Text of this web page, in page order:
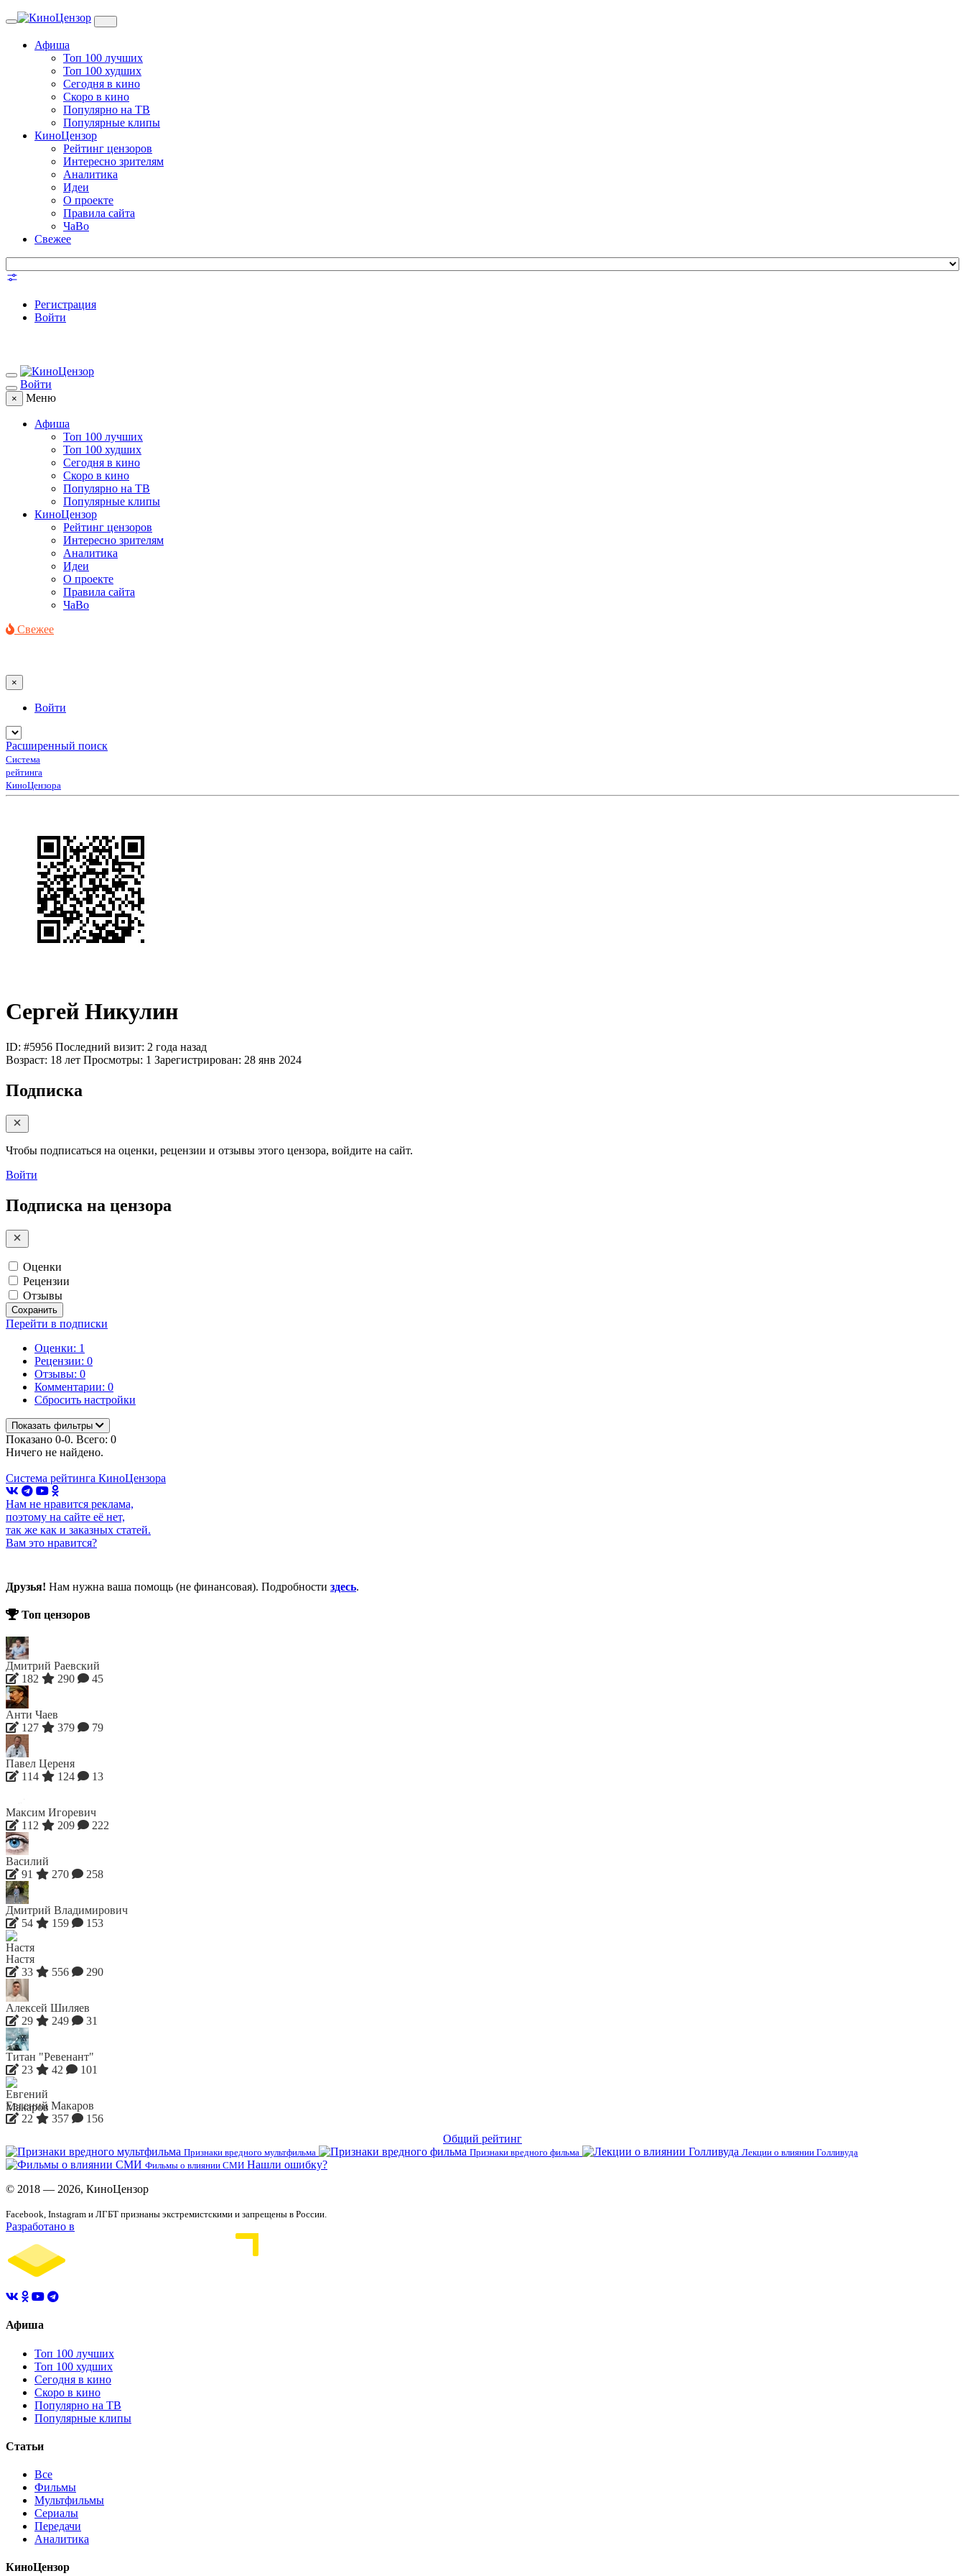
Toggle
Афиша
Топ 100 лучших
Топ 100 худших
Сегодня в кино
Скоро в кино
Популярно на ТВ
Популярные клипы
КиноЦензор
Рейтинг цензоров
Интересно зрителям
Аналитика
Идеи
О проекте
Правила сайта
ЧаВо
Свежее
Регистрация
Войти
Войти
× Меню
Афиша
Топ 100 лучших
Топ 100 худших
Сегодня в кино
Скоро в кино
Популярно на ТВ
Популярные клипы
КиноЦензор
Рейтинг цензоров
Интересно зрителям
Аналитика
Идеи
О проекте
Правила сайта
ЧаВо
Свежее
×
Войти
Расширенный поиск
Система
рейтинга
КиноЦензора
Сергей Никулин
ID: #5956 Последний визит: 2 года назад
Возраст: 18 лет Просмотры: 1 Зарегистрирован: 28 янв 2024
Подписка
Чтобы подписаться на оценки, рецензии и отзывы этого цензора, войдите на сайт.
Войти
Подписка на цензора
Оценки
Рецензии
Отзывы
Сохранить
Перейти в подписки
Оценки: 1
Рецензии: 0
Отзывы: 0
Комментарии: 0
Сбросить настройки
Показать фильтры
Показано 0-0. Всего: 0
Ничего не найдено.
Система рейтинга КиноЦензора
Нам не нравится реклама,
поэтому на сайте её нет,
так же как и заказных статей.
Вам это нравится?
Друзья! Нам нужна ваша помощь (не финансовая). Подробности здесь.
Топ цензоров
Дмитрий Раевский
182
290 45
Анти Чаев
127
379 79
Павел Цереня
114
124 13
Максим Игоревич
112
209 222
Василий
91
270 258
Дмитрий Владимирович
54
159 153
Настя
33
556 290
Алексей Шиляев
29
249 31
Титан "Ревенант"
23
42 101
Евгений Макаров
22
357
156
Общий рейтинг
Признаки вредного мультфильма Признаки вредного фильма
Лекции о влиянии Голливуда
Фильмы о влиянии СМИ Нашли ошибку?
© 2018 — 2026, КиноЦензор
Facebook, Instagram и ЛГБТ признаны экстремистскими и запрещены в России.
Разработано в
Афиша
Топ 100 лучших
Топ 100 худших
Сегодня в кино
Скоро в кино
Популярно на ТВ
Популярные клипы
Статьи
Все
Фильмы
Мультфильмы
Сериалы
Передачи
Аналитика
КиноЦензор